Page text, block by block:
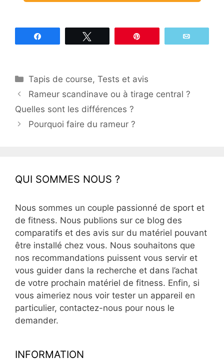
Catégories
Tapis de course,Tests et avis
Rameur scandinave ou à tirage central ?
Quelles sont les différences ?
Pourquoi faire du rameur ?
QUI SOMMES NOUS ?
Nous sommes un couple passionné de sport et
de fitness. Nous publions sur ce blog des
comparatifs et des avis sur du matériel pouvant
être installé chez vous. Nous souhaitons que
nos recommandations puissent vous servir et
vous guider dans la recherche et dans l’achat
de votre prochain matériel de fitness. Enfin, si
vous aimeriez nous voir tester un appareil en
particulier, contactez-nous pour nous le
demander.
INFORMATION